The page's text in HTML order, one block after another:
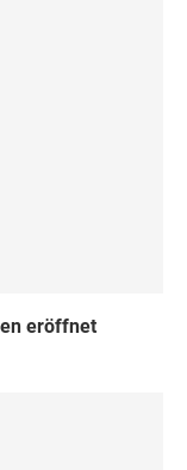
eröffnet